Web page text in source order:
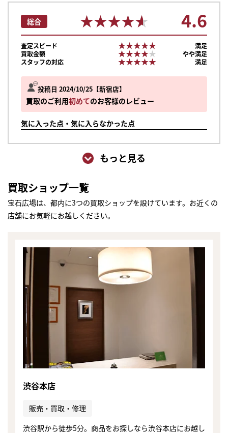
投稿日 2024/10/25 新宿店
買取のご利用初めてのお客様のレビュー
気に入った点・気に入らなかった点
総合 ★★★★★
★★★★★ 4.6
査定スピード ★★★★★
★★★★★
満足
買取金額
★★★★★
★★★★★
やや満足
スタッフの対応
★★★★★
★★★★★ 満足
もっと見る
買取ショップ一覧
宝石広場は、都内に3つの買取ショップを設けています。お近くの
店舗にお気軽にお越しください。
渋谷本店
販売・買取・修理
渋谷駅から徒歩5分。商品をお探しなら渋谷本店にお越し